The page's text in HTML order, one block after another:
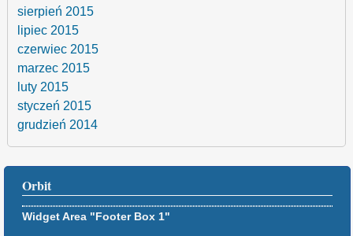
sierpień 2015
lipiec 2015
czerwiec 2015
marzec 2015
luty 2015
styczeń 2015
grudzień 2014
Orbit
Widget Area "Footer Box 1"